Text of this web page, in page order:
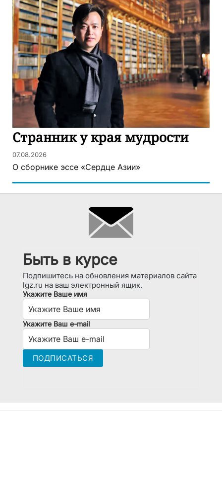
Странник у края мудрости
07.08.2026
О сборнике эссе «Сердце Азии»
Быть в курсе
Подпишитесь на обновления материалов сайта
lgz.ru на ваш электронный ящик.
Укажите Ваше имя
Укажите Ваш e-mail